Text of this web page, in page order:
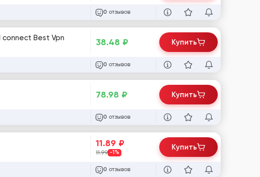
0 отзывов
38.48 ₽
0 отзывов
Купить
78.98 ₽
0 отзывов
Купить
11.89 ₽
11.99 -1%
0 отзывов
Купить